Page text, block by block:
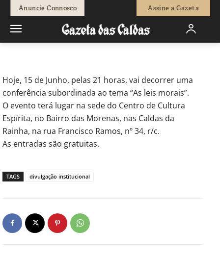
Anuncie Connosco Assine a Gazeta
Redação - 15 de Junho, 2012 0
Hoje, 15 de Junho, pelas 21 horas, vai decorrer uma
conferência subordinada ao tema “As leis morais”.
O evento terá lugar na sede do Centro de Cultura
Espírita, no Bairro das Morenas, nas Caldas da
Rainha, na rua Francisco Ramos, nº 34, r/c.
As entradas são gratuitas.
TAGS divulgação institucional